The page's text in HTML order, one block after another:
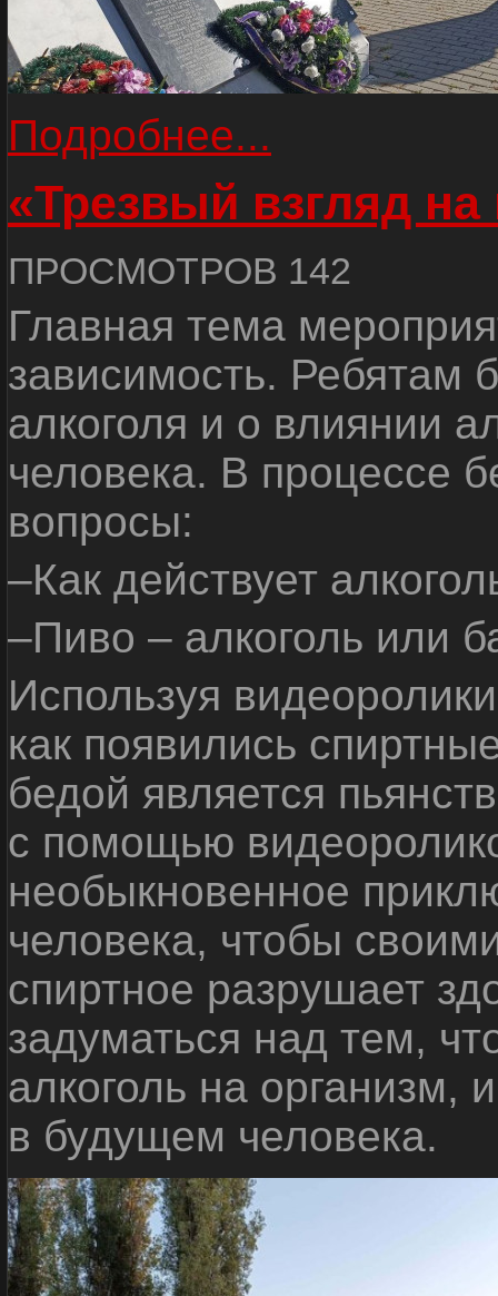
Подробнее...
«Трезвый взгляд на
ПРОСМОТРОВ 142
Главная тема
зависимость. Ребятам
алкоголя и о влиянии
человека. В процессе
вопросы:
–Как действует
–Пиво – алкоголь или
Используя
как появились
бедой является
с помощью
необыкновенное
человека, чтобы
спиртное разрушает
задуматься над тем,
алкоголь на организм,
в будущем человека.